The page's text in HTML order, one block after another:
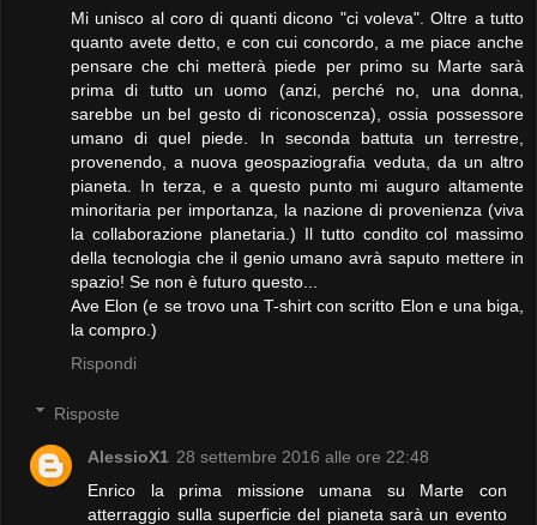
Mi unisco al coro di quanti dicono "ci voleva". Oltre a tutto
quanto avete detto, e con cui concordo, a me piace anche
pensare che chi metterà piede per primo su Marte sarà
prima di tutto un uomo (anzi, perché no, una donna,
sarebbe un bel gesto di riconoscenza), ossia possessore
umano di quel piede. In seconda battuta un terrestre,
provenendo, a nuova geospaziografia veduta, da un altro
pianeta. In terza, e a questo punto mi auguro altamente
minoritaria per importanza, la nazione di provenienza (viva
la collaborazione planetaria.) Il tutto condito col massimo
della tecnologia che il genio umano avrà saputo mettere in
spazio! Se non è futuro questo...
Ave Elon (e se trovo una T-shirt con scritto Elon e una biga,
la compro.)
Rispondi
Risposte
AlessioX1 28 settembre 2016 alle ore 22:48
Enrico la prima missione umana su Marte con
atterraggio sulla superficie del pianeta sarà un evento